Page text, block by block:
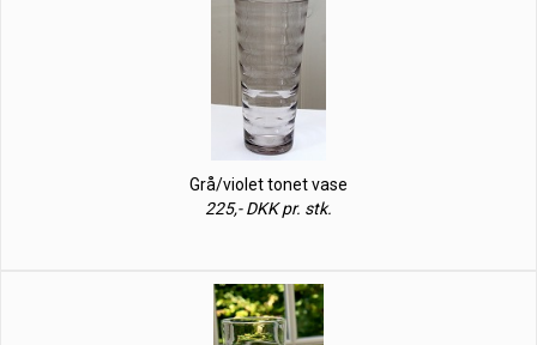
Grå/violet tonet vase
225,- DKK pr. stk.